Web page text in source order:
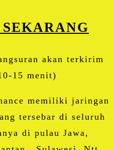
akan terkirim
15 menit)
memiliki jaringan
tersebar di seluruh
di pulau Jawa,